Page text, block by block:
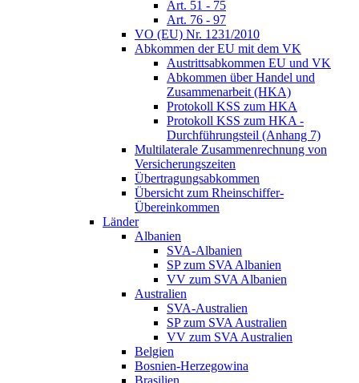
Art. 51 - 75
Art. 76 - 97
VO (EU) Nr. 1231/2010
Abkommen der EU mit dem VK
Austrittsabkommen EU und VK
Abkommen über Handel und
Zusammenarbeit (HKA)
Protokoll KSS zum HKA
Protokoll KSS zum HKA -
Durchführungsteil (Anhang 7)
Multilaterale Zusammenrechnung von
Versicherungszeiten
Übertragungsabkommen
Übersicht zum Rheinschiffer-
Übereinkommen
Länder
Albanien
SVA-Albanien
SP zum SVA Albanien
VV zum SVA Albanien
Australien
SVA-Australien
SP zum SVA Australien
VV zum SVA Australien
Belgien
Bosnien-Herzegowina
Brasilien